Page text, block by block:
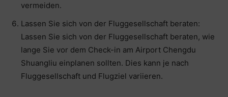
vermeiden.
Lassen Sie sich von der Fluggesellschaft beraten:
Lassen Sie sich von der Fluggesellschaft beraten, wie
lange Sie vor dem Check-in am Airport Chengdu
Shuangliu einplanen sollten. Dies kann je nach
Fluggesellschaft und Flugziel variieren.